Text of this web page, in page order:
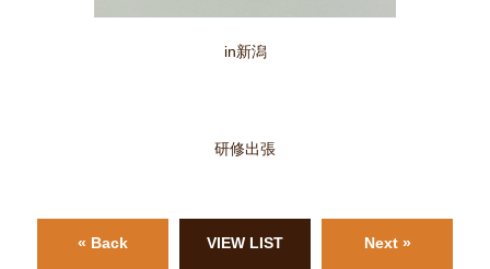
in新潟
研修出張
« Back VIEW LIST Next »